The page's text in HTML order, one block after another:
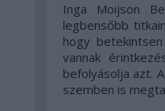
Inga Moijson
legbensőbb
hogy
vannak
befolyásolja azt.
szemben is